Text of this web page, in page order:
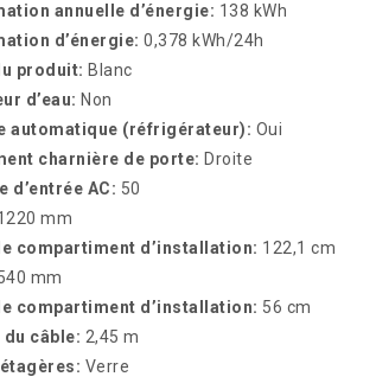
annuelle d’énergie: 138 kWh
d’énergie: 0,378 kWh/24h
produit: Blanc
d’eau: Non
automatique (réfrigérateur): Oui
charnière de porte: Droite
d’entrée AC: 50
mm
compartiment d’installation: 122,1 cm
mm
compartiment d’installation: 56 cm
du câble: 2,45 m
Verre